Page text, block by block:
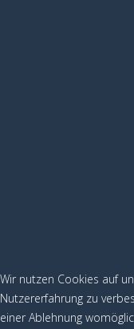
Wir nutzen Cookies auf
Nutzererfahrung zu
einer Ablehnung